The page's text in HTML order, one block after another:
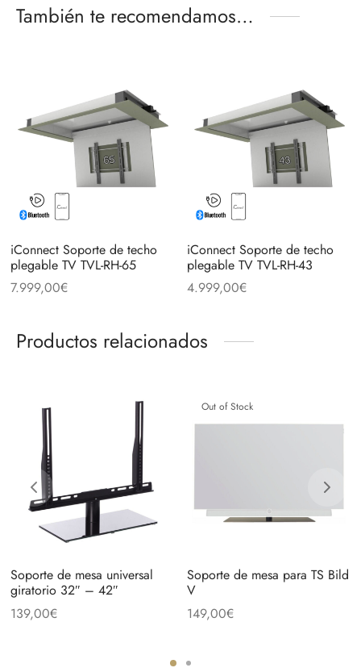
También te recomendamos…
iConnect Soporte de techo
plegable TV TVL-RH-65
7.999,00€
iConnect Soporte de techo
plegable TV TVL-RH-43
4.999,00€
Productos relacionados
Soporte de mesa universal
giratorio 32″ – 42″
139,00€
Out of Stock
Soporte de mesa para TS Bild
V
149,00€